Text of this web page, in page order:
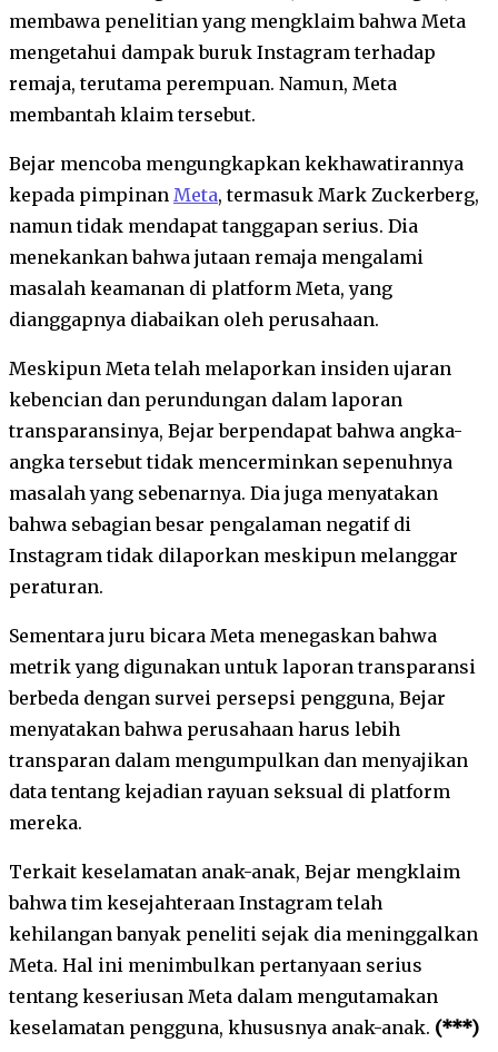
membawa penelitian yang mengklaim bahwa Meta
mengetahui dampak buruk Instagram terhadap
remaja, terutama perempuan. Namun, Meta
membantah klaim tersebut.
Bejar mencoba mengungkapkan kekhawatirannya
kepada pimpinan Meta, termasuk Mark Zuckerberg,
namun tidak mendapat tanggapan serius. Dia
menekankan bahwa jutaan remaja mengalami
masalah keamanan di platform Meta, yang
dianggapnya diabaikan oleh perusahaan.
Meskipun Meta telah melaporkan insiden ujaran
kebencian dan perundungan dalam laporan
transparansinya, Bejar berpendapat bahwa angka-
angka tersebut tidak mencerminkan sepenuhnya
masalah yang sebenarnya. Dia juga menyatakan
bahwa sebagian besar pengalaman negatif di
Instagram tidak dilaporkan meskipun melanggar
peraturan.
Sementara juru bicara Meta menegaskan bahwa
metrik yang digunakan untuk laporan transparansi
berbeda dengan survei persepsi pengguna, Bejar
menyatakan bahwa perusahaan harus lebih
transparan dalam mengumpulkan dan menyajikan
data tentang kejadian rayuan seksual di platform
mereka.
Terkait keselamatan anak-anak, Bejar mengklaim
bahwa tim kesejahteraan Instagram telah
kehilangan banyak peneliti sejak dia meninggalkan
Meta. Hal ini menimbulkan pertanyaan serius
tentang keseriusan Meta dalam mengutamakan
keselamatan pengguna, khususnya anak-anak. (***)